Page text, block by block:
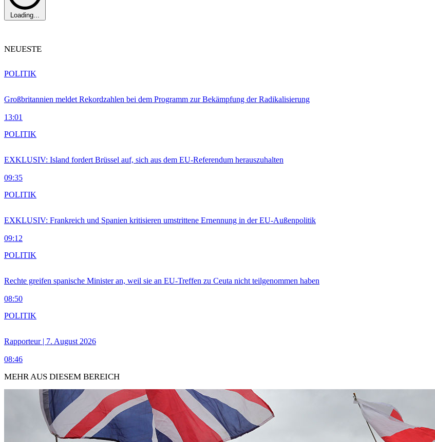
Loading...
NEUESTE
Großbritannien meldet Rekordzahlen bei dem Programm zur Bekämpfung der Radikalisierung
13:01
POLITIK
EXKLUSIV: Island fordert Brüssel auf, sich aus dem EU-Referendum herauszuhalten
09:35
POLITIK
EXKLUSIV: Frankreich und Spanien kritisieren umstrittene Ernennung in der EU-Außenpolitik
09:12
POLITIK
Rechte greifen spanische Minister an, weil sie an EU-Treffen zu Ceuta nicht teilgenommen haben
08:50
POLITIK
Rapporteur | 7. August 2026
08:46
POLITIK
MEHR AUS DIESEM BEREICH